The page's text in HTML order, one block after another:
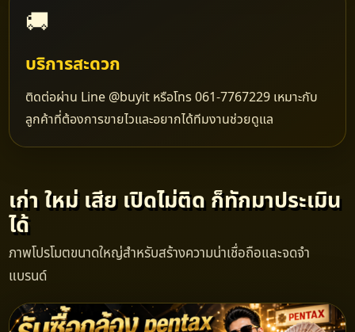
🚚
บริการสะดวก
ติดต่อผ่าน Line @buyit หรือโทร 061-7767229 เหมาะกับ
ลูกค้าที่ต้องการขายไวและอยากได้ทีมงานช่วยดูแล
เก่า ใหม่ เสีย เปิดไม่ติด ก็ทักมาประเมิน
ได้
ภาพโปรโมตขนาดใหญ่สำหรับสร้างความน่าเชื่อถือและจดจำ
แบรนด์